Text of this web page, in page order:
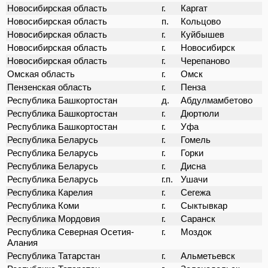
Новосибирская область г.
Каргат
Новосибирская область
п.
Кольцово
Новосибирская область
г.
Куйбышев
Новосибирская область
г.
Новосибирск
Новосибирская область
г.
Черепаново
Омская область
г.
Омск
Пензенская область
г.
Пенза
Республика Башкортостан
д.
Абдулмамбетово
Республика Башкортостан
г.
Дюртюли
Республика Башкортостан
г.
Уфа
Республика Беларусь
г.
Гомель
Республика Беларусь
г.
Горки
Республика Беларусь
г.
Дисна
Республика Беларусь
г.п.
Ушачи
Республика Карелия
г.
Сегежа
Республика Коми
г.
Сыктывкар
Республика Мордовия
г.
Саранск
Республика Северная Осетия-
Алания
г. Моздок
Республика Татарстан г.
Альметьевск